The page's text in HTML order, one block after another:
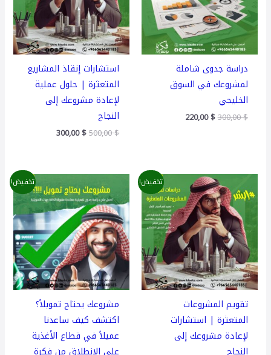
دراسة جدوى شاملة
لمشروعك في السوق
الخليجي
300,00$
220,00$
استشارات إنقاذ المشاريع
المتعثرة | حلول عملية
لإعادة مشروعك إلى
النجاح
500,00$
300,00$
تخفيض!
تقويم المشروعات
المتعثرة | استشارات
لإعادة مشروعك إلى
السعر
الأصلي
هو:
120,00 $.
السعر
الحالي
هو:
80,00 $.
تخفيض!
مشروعك يحتاج تمويلاً؟
اكتشف كيف ساعدنا
عميلاً في قطاع الأغذية
السعر
الأصلي
هو:
275,00 $.
السعر
الحالي
هو:
225,00 $.